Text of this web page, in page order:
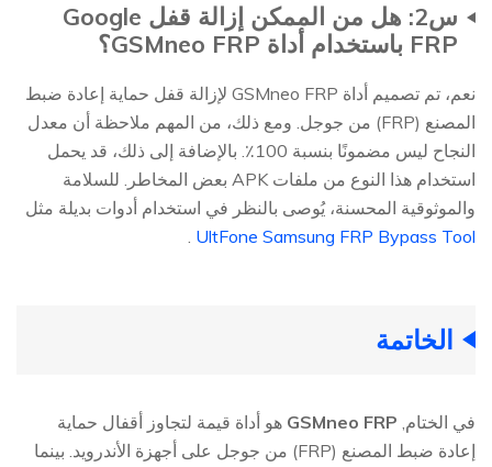
س2: هل من الممكن إزالة قفل Google
FRP باستخدام أداة GSMneo FRP؟
نعم، تم تصميم أداة GSMneo FRP لإزالة قفل حماية إعادة ضبط
المصنع (FRP) من جوجل. ومع ذلك، من المهم ملاحظة أن معدل
النجاح ليس مضمونًا بنسبة 100٪. بالإضافة إلى ذلك، قد يحمل
استخدام هذا النوع من ملفات APK بعض المخاطر. للسلامة
والموثوقية المحسنة، يُوصى بالنظر في استخدام أدوات بديلة مثل
UltFone Samsung FRP Bypass Tool
.
الخاتمة
في الختام, GSMneo FRP هو أداة قيمة لتجاوز أقفال حماية
إعادة ضبط المصنع (FRP) من جوجل على أجهزة الأندرويد. بينما